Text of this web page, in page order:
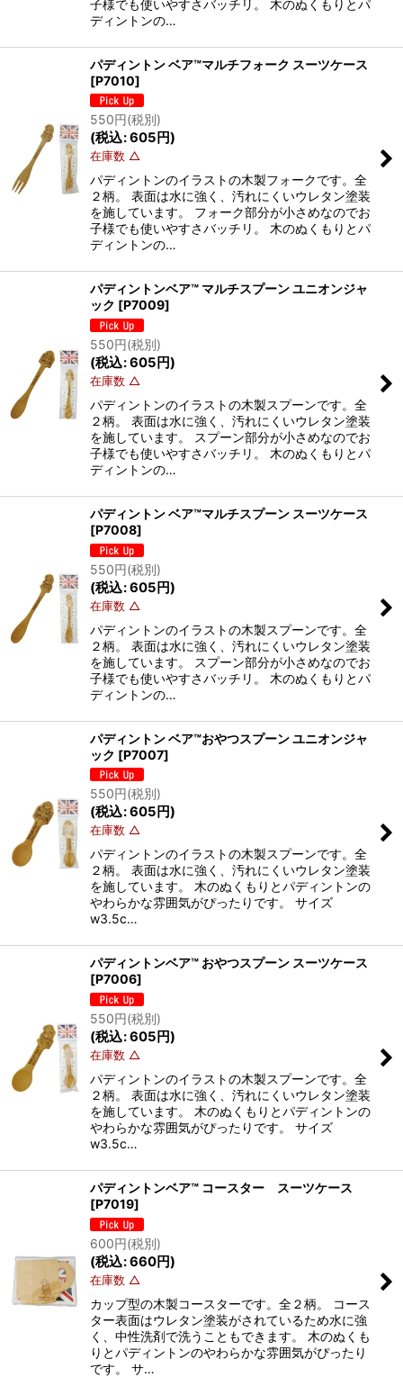
子様でも使いやすさバッチリ。 木のぬくもりとパ
ディントンの…
パディントン ベア™マルチフォーク スーツケース
[P7010]
550円(税別)
(税込:605 円)
在庫数 △
パディントンのイラストの木製フォークです。全
２柄。 表面は水に強く、汚れにくいウレタン塗装
を施しています。 フォーク部分が小さめなのでお
子様でも使いやすさバッチリ。 木のぬくもりとパ
ディントンの…
パディントンベア™ マルチスプーン ユニオンジャ
ック [P7009]
550円(税別)
(税込:605 円)
在庫数 △
パディントンのイラストの木製スプーンです。全
２柄。 表面は水に強く、汚れにくいウレタン塗装
を施しています。 スプーン部分が小さめなのでお
子様でも使いやすさバッチリ。 木のぬくもりとパ
ディントンの…
パディントン ベア™マルチスプーン スーツケース
[P7008]
550円(税別)
(税込:605 円)
在庫数 △
パディントンのイラストの木製スプーンです。全
２柄。 表面は水に強く、汚れにくいウレタン塗装
を施しています。 スプーン部分が小さめなのでお
子様でも使いやすさバッチリ。 木のぬくもりとパ
ディントンの…
パディントン ベア™おやつスプーン ユニオンジャ
ック [P7007]
550円(税別)
(税込:605 円)
在庫数 △
パディントンのイラストの木製スプーンです。全
２柄。 表面は水に強く、汚れにくいウレタン塗装
を施しています。 木のぬくもりとパディントンの
やわらかな雰囲気がぴったりです。 サイズ
w3.5c…
パディントンベア™ おやつスプーン スーツケース
[P7006]
550円(税別)
(税込:605 円)
在庫数 △
パディントンのイラストの木製スプーンです。全
２柄。 表面は水に強く、汚れにくいウレタン塗装
を施しています。 木のぬくもりとパディントンの
やわらかな雰囲気がぴったりです。 サイズ
w3.5c…
パディントンベア™ コースター スーツケース
[P7019]
600円(税別)
(税込:660円)
在庫数 △
カップ型の木製コースターです。全２柄。 コース
ター表面はウレタン塗装がされているため水に強
く、中性洗剤で洗うこともできます。 木のぬくも
りとパディントンのやわらかな雰囲気がぴったり
です。 サ…